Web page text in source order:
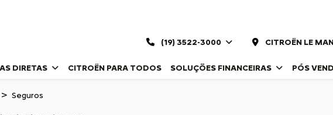
(19) 3522-3000 CITROËN LE
DIRETAS CITROËN PARA TODOS SOLUÇÕES FINANCEIRAS PÓS
Seguros